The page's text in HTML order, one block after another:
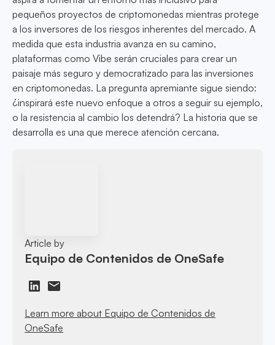
pequeños proyectos de criptomonedas mientras protege
a los inversores de los riesgos inherentes del mercado. A
medida que esta industria avanza en su camino,
plataformas como Vibe serán cruciales para crear un
paisaje más seguro y democratizado para las inversiones
en criptomonedas. La pregunta apremiante sigue siendo:
¿inspirará este nuevo enfoque a otros a seguir su ejemplo,
o la resistencia al cambio los detendrá? La historia que se
desarrolla es una que merece atención cercana.
Article by
Equipo de Contenidos de OneSafe
Learn more about Equipo de Contenidos de
OneSafe